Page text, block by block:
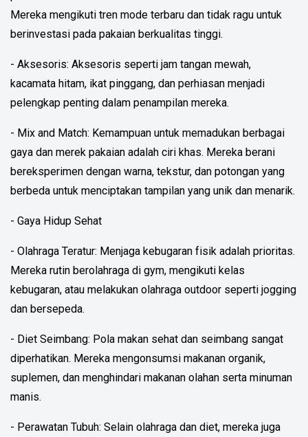
Mereka mengikuti tren mode terbaru dan tidak ragu untuk
berinvestasi pada pakaian berkualitas tinggi.
- Aksesoris: Aksesoris seperti jam tangan mewah,
kacamata hitam, ikat pinggang, dan perhiasan menjadi
pelengkap penting dalam penampilan mereka.
- Mix and Match: Kemampuan untuk memadukan berbagai
gaya dan merek pakaian adalah ciri khas. Mereka berani
bereksperimen dengan warna, tekstur, dan potongan yang
berbeda untuk menciptakan tampilan yang unik dan menarik.
- Gaya Hidup Sehat
- Olahraga Teratur: Menjaga kebugaran fisik adalah prioritas.
Mereka rutin berolahraga di gym, mengikuti kelas
kebugaran, atau melakukan olahraga outdoor seperti jogging
dan bersepeda.
- Diet Seimbang: Pola makan sehat dan seimbang sangat
diperhatikan. Mereka mengonsumsi makanan organik,
suplemen, dan menghindari makanan olahan serta minuman
manis.
- Perawatan Tubuh: Selain olahraga dan diet, mereka juga